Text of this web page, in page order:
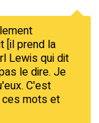
[il prend la
Lewis qui dit
le dire. Je
C'est
mots et